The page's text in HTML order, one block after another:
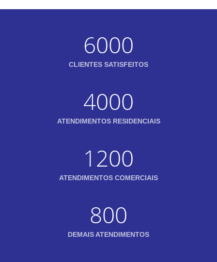
6000
CLIENTES SATISFEITOS
4000
ATENDIMENTOS RESIDENCIAIS
1200
ATENDIMENTOS COMERCIAIS
800
DEMAIS ATENDIMENTOS